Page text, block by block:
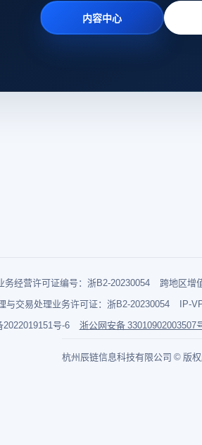
内容中心
务经营许可证编号：浙B2-20230054
跨地区增
与交易处理业务许可证：浙B2-20230054
IP-
号-6
浙公网安备 33010902003507
杭州辰链信息科技有限公司 © 版